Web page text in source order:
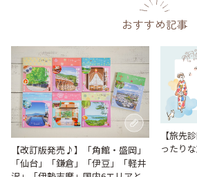
おすすめ記事
【改訂版発売♪】「角館・盛岡」
「仙台」「鎌倉」「伊豆」「軽井
【旅先
ったり